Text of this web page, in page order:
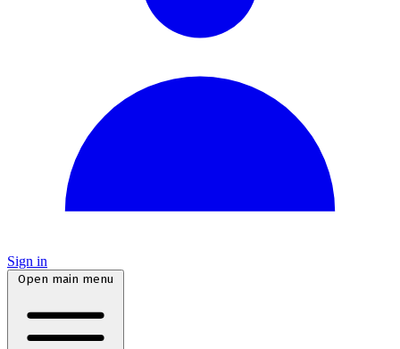
Sign in
Open main menu